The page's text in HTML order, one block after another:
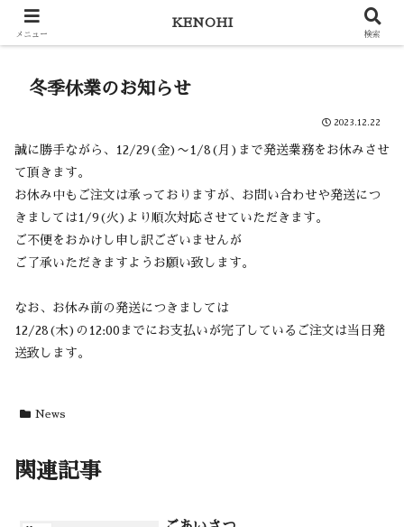
KENOHI
冬季休業のお知らせ
2023.12.22
誠に勝手ながら、12/29(金)〜1/8(月)まで発送業務をお休みさせ
て頂きます。
お休み中もご注文は承っておりますが、お問い合わせや発送につ
きましては1/9(火)より順次対応させていただきます。
ご不便をおかけし申し訳ございませんが
ご了承いただきますようお願い致します。
なお、お休み前の発送につきましては
12/28(木)の12:00までにお支払いが完了しているご注文は当日発
送致します。
News
関連記事
メニュー
KENOHI
検索